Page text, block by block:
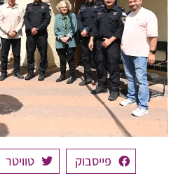
פייסבוק טוויטר